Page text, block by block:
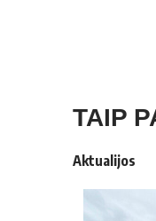
TAIP
Aktualijos